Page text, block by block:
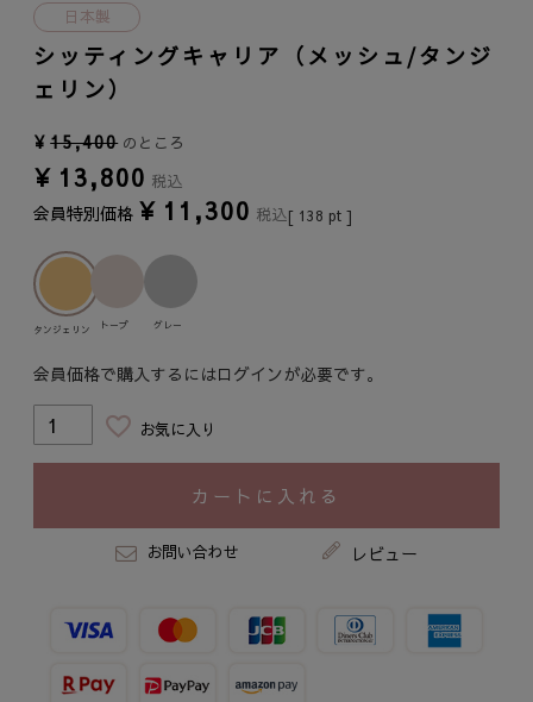
日本製
シッティングキャリア（メッシュ/タンジ
ェリン）
¥ 15,400 のところ
¥ 13,800 税込
会員特別価格 ¥ 11,300 税込[ 138 pt ]
タンジェリン トープ グレー
会員価格で購入するにはログインが必要です。
お気に入り
カートに入れる
お問い合わせ レビュー